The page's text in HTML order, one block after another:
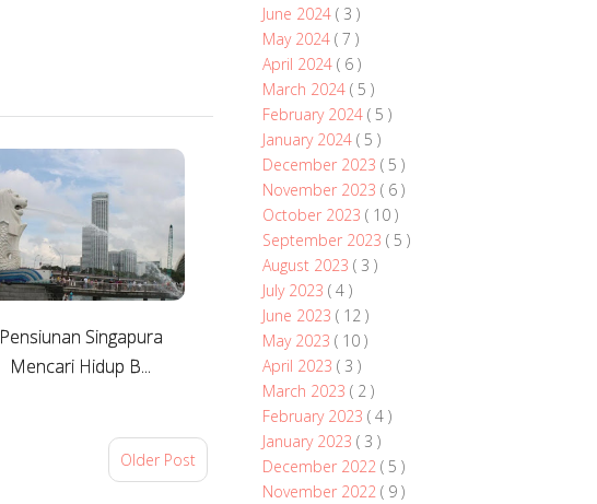
Pensiunan Singapura
Mencari Hidup B...
Older Post
June 2024 ( 3 )
May 2024 ( 7 )
April 2024 ( 6 )
March 2024 ( 5 )
February 2024 ( 5 )
January 2024 ( 5 )
December 2023 ( 5 )
November 2023 ( 6 )
October 2023 ( 10 )
September 2023 ( 5 )
August 2023 ( 3 )
July 2023 ( 4 )
June 2023 ( 12 )
May 2023 ( 10 )
April 2023 ( 3 )
March 2023 ( 2 )
February 2023 ( 4 )
January 2023 ( 3 )
December 2022 ( 5 )
November 2022 ( 9 )